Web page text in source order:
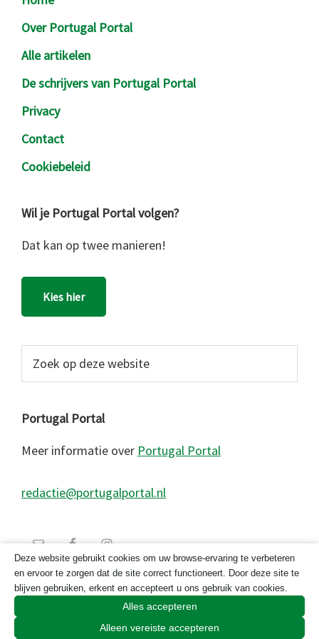
Over Portugal Portal
Alle artikelen
De schrijvers van Portugal Portal
Privacy
Contact
Cookiebeleid
Wil je Portugal Portal volgen?
Dat kan op twee manieren!
Kies hier
website
Portugal Portal
Meer informatie over Portugal Portal
redactie@portugalportal.nl
Deze website gebruikt cookies om uw browse-ervaring te verbeteren
en ervoor te zorgen dat de site correct functioneert. Door deze site te
blijven gebruiken, erkent en accepteert u ons gebruik van cookies.
Alles accepteren
Alleen vereiste accepteren